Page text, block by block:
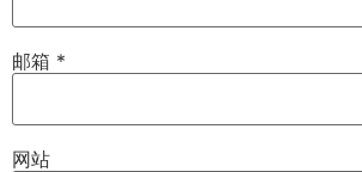
邮箱 *
网站